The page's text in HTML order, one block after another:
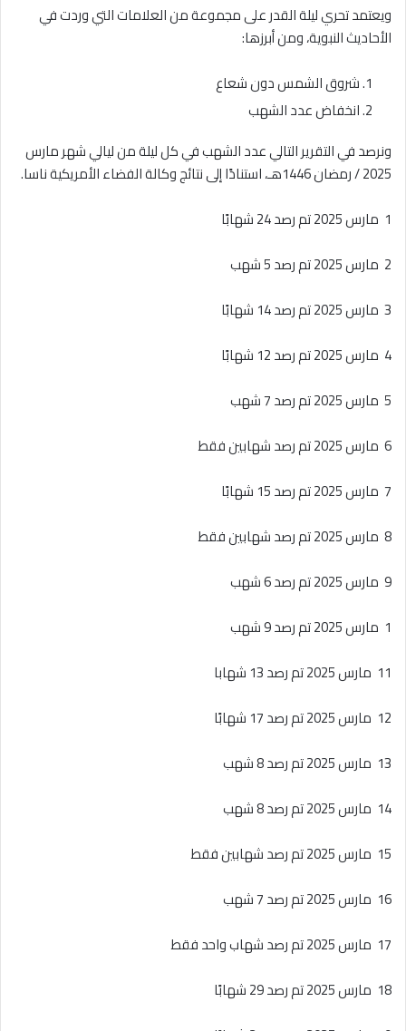
ويعتمد تحري ليلة القدر على مجموعة من العلامات التي وردت في
الأحاديث النبوية، ومن أبرزها:
شروق الشمس دون شعاع
انخفاض عدد الشهب
ونرصد في التقرير التالي عدد الشهب في كل ليلة من ليالي شهر مارس
2025 / رمضان 1446هـ، استنادًا إلى نتائج وكالة الفضاء الأمريكية ناسا.
1 مارس 2025 تم رصد 24 شهابًا
2 مارس 2025 تم رصد 5 شهب
3 مارس 2025 تم رصد 14 شهابًا
4 مارس 2025 تم رصد 12 شهابًا
5 مارس 2025 تم رصد 7 شهب
6 مارس 2025 تم رصد شهابين فقط
7 مارس 2025 تم رصد 15 شهابًا
8 مارس 2025 تم رصد شهابين فقط
9 مارس 2025 تم رصد 6 شهب
1 مارس 2025 تم رصد 9 شهب
11 مارس 2025 تم رصد 13 شهابا
12 مارس 2025 تم رصد 17 شهابًا
13 مارس 2025 تم رصد 8 شهب
14 مارس 2025 تم رصد 8 شهب
15 مارس 2025 تم رصد شهابين فقط
16 مارس 2025 تم رصد 7 شهب
17 مارس 2025 تم رصد شهاب واحد فقط
18 مارس 2025 تم رصد 29 شهابًا